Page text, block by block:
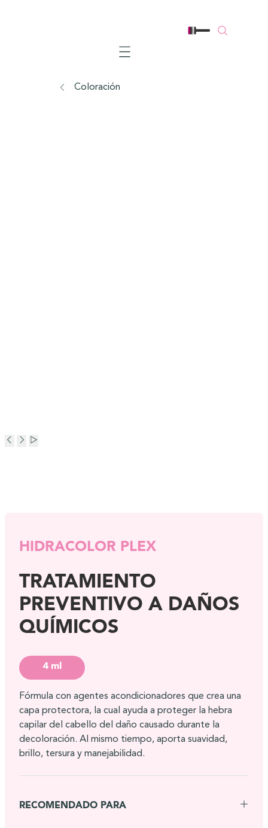
Mobile navigation
Coloración
HIDRACOLOR PLEX
TRATAMIENTO
PREVENTIVO A DAÑOS
QUÍMICOS
4 ml
Fórmula con agentes acondicionadores que crea una
capa protectora, la cual ayuda a proteger la hebra
capilar del cabello del daño causado durante la
decoloración. Al mismo tiempo, aporta suavidad,
brillo, tersura y manejabilidad.
RECOMENDADO PARA